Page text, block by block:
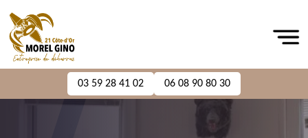
03 59 28 41 02 06 08 90 80 30